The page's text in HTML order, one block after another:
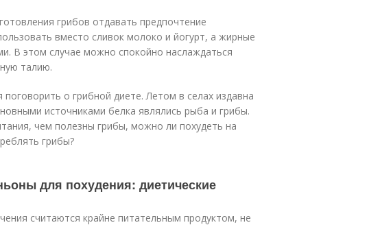
грибов отдавать предпочтение
вместо сливок молоко и йогурт, а жирные
В этом случае можно спокойно наслаждаться
талию.
о грибной диете. Летом в селах издавна
источниками белка являлись рыба и грибы.
чем полезны грибы, можно ли похудеть на
грибы?
для похудения: диетические
считаются крайне питательным продуктом, не